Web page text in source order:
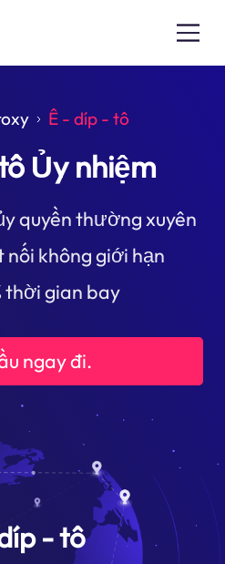
Ê - díp - tô
Ủy nhiệm
quyền thường xuyên
nối không giới hạn
thời gian bay
ngay đi.
- tô